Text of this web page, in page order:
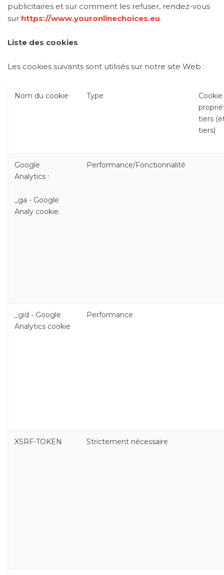
publicitaires et sur comment les refuser, rendez-vous
sur https://www.youronlinechoices.eu.
Liste des cookies
Les cookies suivants sont utilisés sur notre site Web :
Nom du cookie Type
Cookie
tiers
tiers)
Google
Analytics :
_ga - Google
Analy cookie.
Performance/Fonctionnalité
_gid - Google
Analytics cookie
Performance
XSRF-TOKEN Strictement nécessaire